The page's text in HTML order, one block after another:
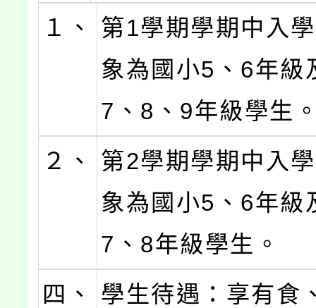
１、
第1學期學期中入
象為國小5、6年級
7、8、9年級學生
２、
第2學期學期中入
象為國小5、6年級
7、8年級學生。
四、
學生待遇：享有食